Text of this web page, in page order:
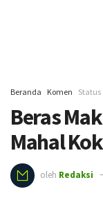
Beranda Komen Status
Beras
Mahal
oleh Redaksi